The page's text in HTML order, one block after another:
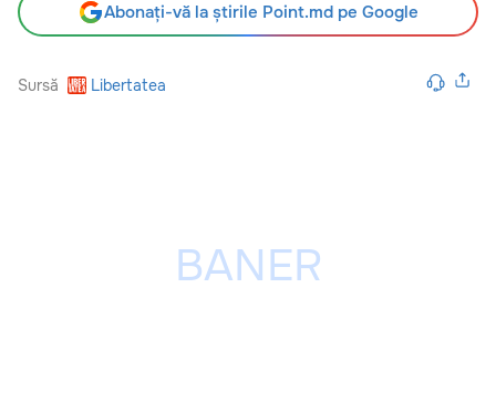
Abonați-vă la știrile Point.md pe Google
Sursă Libertatea